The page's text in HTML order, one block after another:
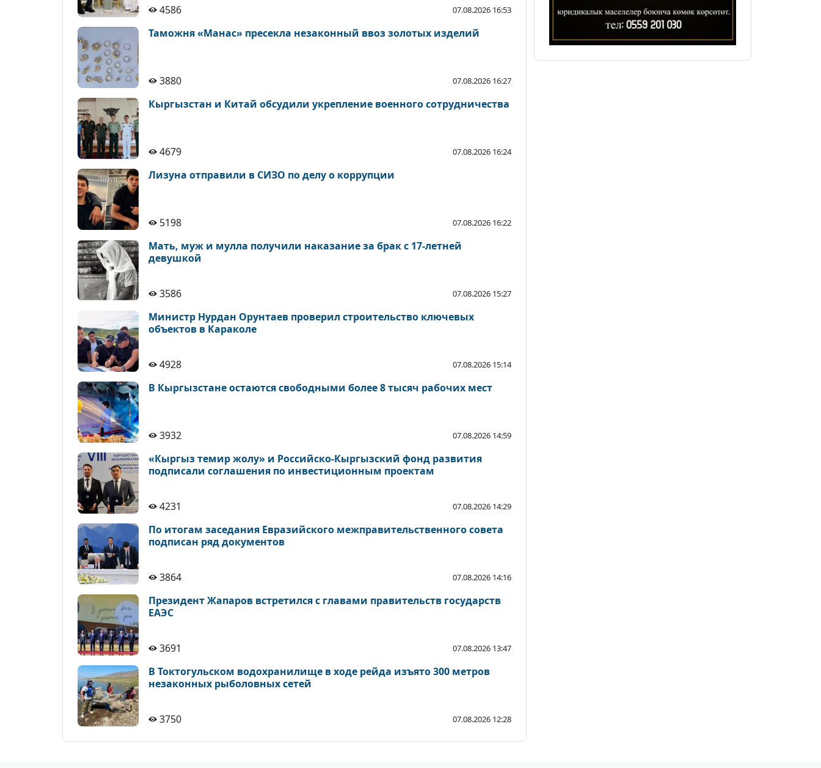
4586 07.08.2026 16:53
Таможня «Манас» пресекла незаконный ввоз золотых изделий
3880 07.08.2026 16:27
Кыргызстан и Китай обсудили укрепление военного сотрудничества
4679 07.08.2026 16:24
Лизуна отправили в СИЗО по делу о коррупции
5198 07.08.2026 16:22
Мать, муж и мулла получили наказание за брак с 17-летней
девушкой
3586 07.08.2026 15:27
Министр Нурдан Орунтаев проверил строительство ключевых
объектов в Караколе
4928 07.08.2026 15:14
В Кыргызстане остаются свободными более 8 тысяч рабочих мест
3932 07.08.2026 14:59
«Кыргыз темир жолу» и Российско-Кыргызский фонд развития
подписали соглашения по инвестиционным проектам
4231 07.08.2026 14:29
По итогам заседания Евразийского межправительственного совета
подписан ряд документов
3864 07.08.2026 14:16
Президент Жапаров встретился с главами правительств государств
ЕАЭС
3691 07.08.2026 13:47
В Токтогульском водохранилище в ходе рейда изъято 300 метров
незаконных рыболовных сетей
3750 07.08.2026 12:28